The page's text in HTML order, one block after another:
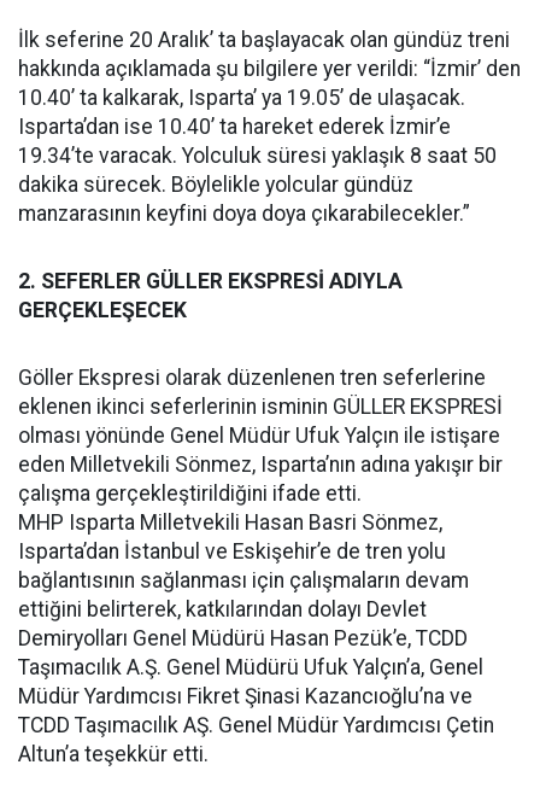
İlk seferine 20 Aralık’ ta başlayacak olan gündüz treni
hakkında açıklamada şu bilgilere yer verildi: “İzmir’ den
10.40’ ta kalkarak, Isparta’ ya 19.05’ de ulaşacak.
Isparta’dan ise 10.40’ ta hareket ederek İzmir’e
19.34’te varacak. Yolculuk süresi yaklaşık 8 saat 50
dakika sürecek. Böylelikle yolcular gündüz
manzarasının keyfini doya doya çıkarabilecekler.”
2. SEFERLER GÜLLER EKSPRESİ ADIYLA
GERÇEKLEŞECEK
Göller Ekspresi olarak düzenlenen tren seferlerine
eklenen ikinci seferlerinin isminin GÜLLER EKSPRESİ
olması yönünde Genel Müdür Ufuk Yalçın ile istişare
eden Milletvekili Sönmez, Isparta’nın adına yakışır bir
çalışma gerçekleştirildiğini ifade etti.
MHP Isparta Milletvekili Hasan Basri Sönmez,
Isparta’dan İstanbul ve Eskişehir’e de tren yolu
bağlantısının sağlanması için çalışmaların devam
ettiğini belirterek, katkılarından dolayı Devlet
Demiryolları Genel Müdürü Hasan Pezük’e, TCDD
Taşımacılık A.Ş. Genel Müdürü Ufuk Yalçın’a, Genel
Müdür Yardımcısı Fikret Şinasi Kazancıoğlu’na ve
TCDD Taşımacılık AŞ. Genel Müdür Yardımcısı Çetin
Altun’a teşekkür etti.